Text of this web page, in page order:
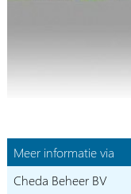
Meer informatie via
Cheda Beheer BV